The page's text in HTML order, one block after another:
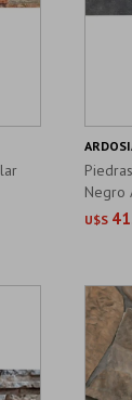
Negro
U$S